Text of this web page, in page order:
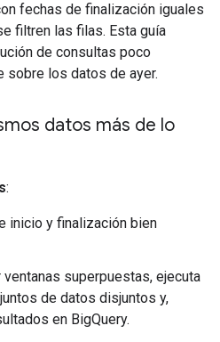
fechas de finalización iguales
filtren las filas. Esta guía
de consultas poco
sobre los datos de ayer.
datos más de lo
:
inicio y finalización bien
ventanas superpuestas, ejecuta
de datos disjuntos y,
en BigQuery.